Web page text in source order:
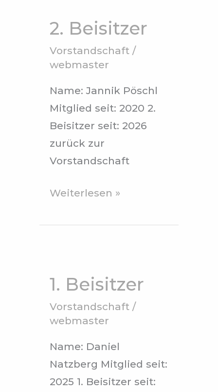
2. Beisitzer
Vorstandschaft/
webmaster
Name: Jannik Pöschl
Mitglied seit: 2020 2.
Beisitzer seit: 2026
zurück zur
Vorstandschaft
Weiterlesen »
1. Beisitzer
Vorstandschaft/
webmaster
Name: Daniel
Natzberg Mitglied seit:
2025 1. Beisitzer seit: